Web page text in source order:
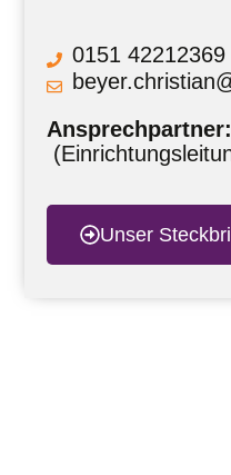
0151 42212369
Ansprechpartner:
Unser